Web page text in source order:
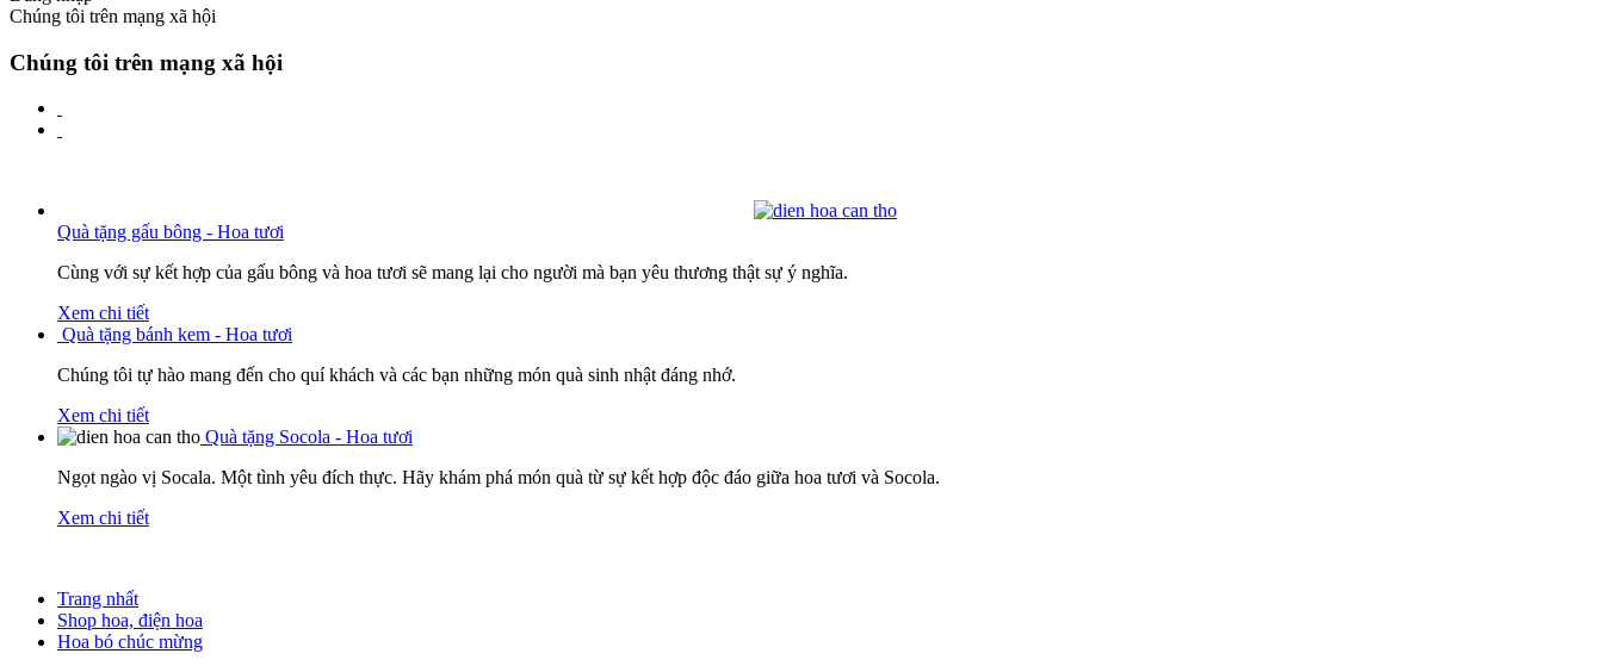
Chúng tôi trên mạng xã hội
Chúng tôi trên mạng xã hội
Quà tặng gấu bông - Hoa tươi
Cùng với sự kết hợp của gấu bông và hoa tươi sẽ mang lại cho người mà bạn yêu thương thật sự ý nghĩa.
Xem chi tiết
Quà tặng bánh kem - Hoa tươi
Chúng tôi tự hào mang đến cho quí khách và các bạn những món quà sinh nhật đáng nhớ.
Xem chi tiết
Quà tặng Socola - Hoa tươi
Ngọt ngào vị Socala. Một tình yêu đích thực. Hãy khám phá món quà từ sự kết hợp độc đáo giữa hoa tươi và Socola.
Xem chi tiết
Trang nhất
Shop hoa, điện hoa
Hoa bó chúc mừng